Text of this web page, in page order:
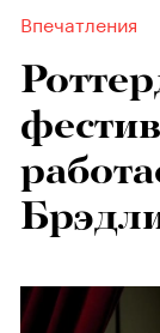
Впечатления